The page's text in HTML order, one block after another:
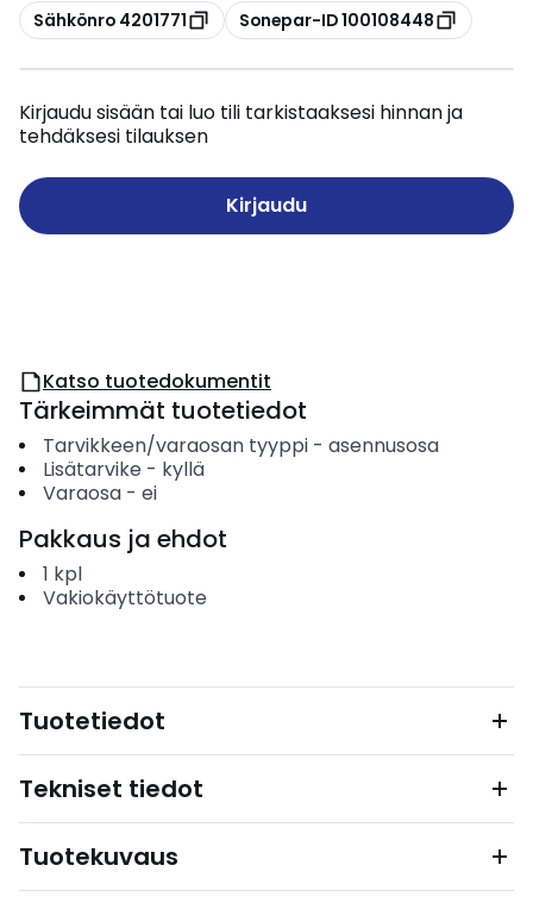
Kopioi
Sähkönro 4201771 Kopioi
Sonepar-ID 100108448
Kirjaudu sisään tai luo tili tarkistaaksesi hinnan ja
tehdäksesi tilauksen
Kirjaudu
Katso tuotedokumentit
Tärkeimmät tuotetiedot
Tarvikkeen/varaosan tyyppi- asennusosa
Lisätarvike - kyllä
Varaosa- ei
Pakkaus ja ehdot
1 kpl
Vakiokäyttötuote
Tuotetiedot
Tekniset tiedot
Tuotekuvaus